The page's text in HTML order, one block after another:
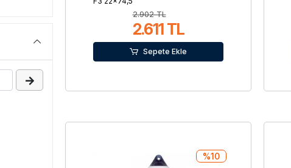
2.902 TL
2.611 TL
Sepete Ekle
%10